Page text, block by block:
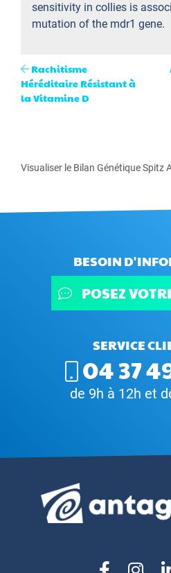
sensitivity in collies is
mutation of the mdr1 gene.
Rachitisme
Héréditaire Résistant à
la Vitamine D
Visualiser le Bilan Génétique Spitz
BESOIN
POSEZ
SERVICE
04 37
de 9h à 12h et